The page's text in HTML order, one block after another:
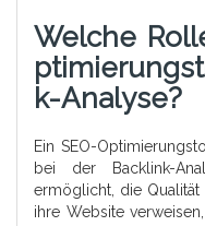
Welche
K-Analyse?
Ein SEO-
bei der Backlink-
ermöglicht, die Qualität
ihre Website